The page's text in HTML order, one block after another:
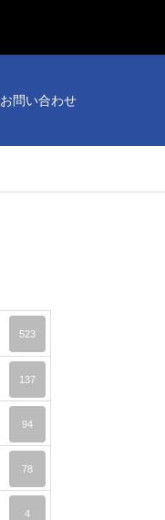
お問い合わせ
523
137
94
78
4